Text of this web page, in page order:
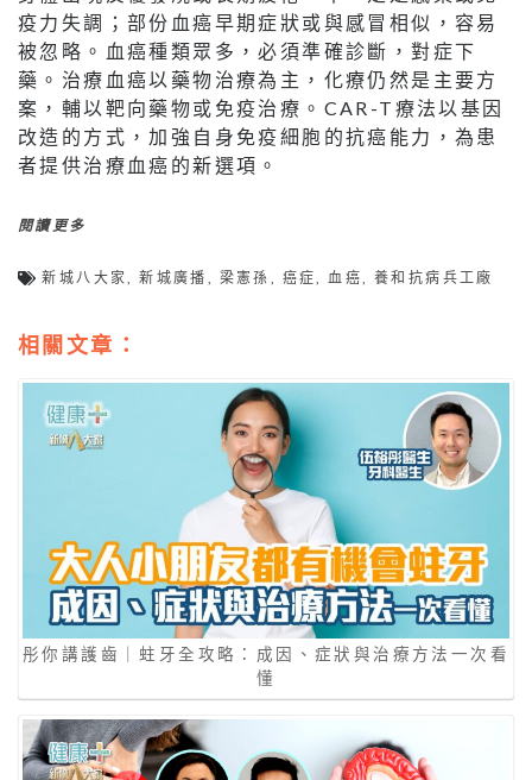
疫力失調；部份血癌早期症狀或與感冒相似，容易
被忽略。血癌種類眾多，必須準確診斷，對症下
藥。治療血癌以藥物治療為主，化療仍然是主要方
案，輔以靶向藥物或免疫治療。CAR-T療法以基因
改造的方式，加強自身免疫細胞的抗癌能力，為患
者提供治療血癌的新選項。
閱讀更多
新城八大家,新城廣播 , 梁憲孫 , 癌症,血癌, 養和抗病兵工廠
相關文章：
彤你講護齒｜蛀牙全攻略：成因、症狀與治療方法一次看
懂